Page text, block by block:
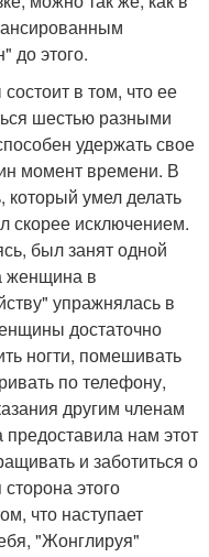
до этого.
в том, что ее
шестью разными
удержать свое
момент времени. В
умел делать
скорее исключением.
был занят одной
женщина в
упражнялась в
достаточно
ногти, помешивать
по телефону,
другим членам
нам этот
и заботиться о
этого
что наступает
"Жонглируя"